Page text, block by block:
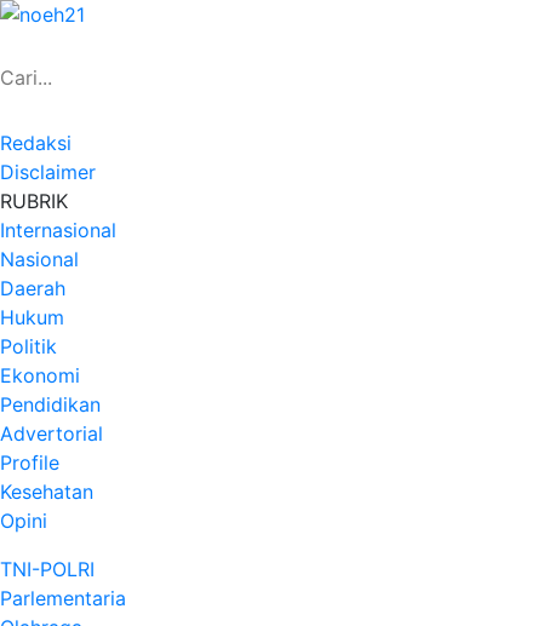
Redaksi
Disclaimer
RUBRIK
Internasional
Nasional
Daerah
Hukum
Politik
Ekonomi
Pendidikan
Advertorial
Profile
Kesehatan
Opini
TNI-POLRI
Parlementaria